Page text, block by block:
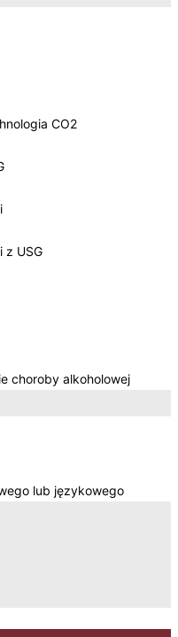
CO2
z USG
choroby alkoholowej
lub językowego